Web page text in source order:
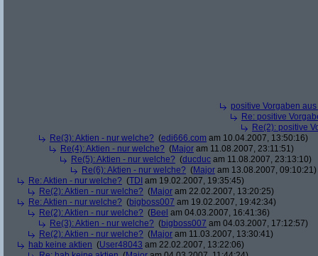
positive Vorgaben
Re: positive
Re(2): positive
Re(3): Aktien - nur welche? (edi666.com am 10.04.2007, 13:50:16)
Re(4): Aktien - nur welche? (Major am 11.08.2007, 23:11:51)
Re(5): Aktien - nur welche? (ducduc am 11.08.2007, 23:13:10)
Re(6): Aktien - nur welche? (Major am 13.08.2007, 09:10:21)
Re: Aktien - nur welche? (TDI am 19.02.2007, 19:35:45)
Re(2): Aktien - nur welche? (Major am 22.02.2007, 13:20:25)
Re: Aktien - nur welche? (bigboss007 am 19.02.2007, 19:42:34)
Re(2): Aktien - nur welche? (Beel am 04.03.2007, 16:41:36)
Re(3): Aktien - nur welche? (bigboss007 am 04.03.2007, 17:12:57)
Re(2): Aktien - nur welche? (Major am 11.03.2007, 13:30:41)
hab keine aktien (User48043 am 22.02.2007, 13:22:06)